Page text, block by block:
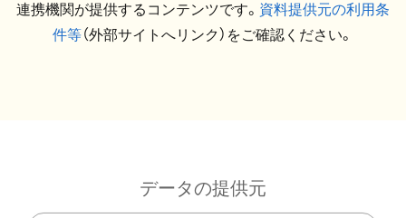
連携機関が提供するコンテンツです。 資料提供元の利用条
件等（外部サイトへリンク）をご確認ください。
データの提供元